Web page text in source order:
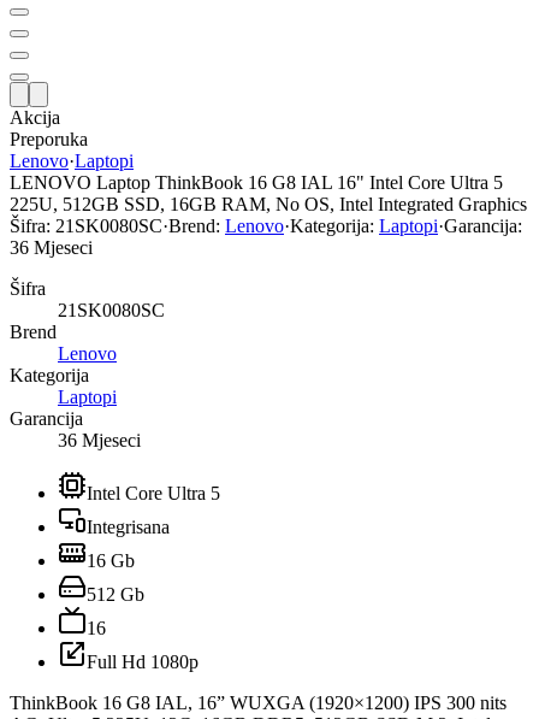
Akcija
Preporuka
Lenovo·Laptopi
LENOVO Laptop ThinkBook 16 G8 IAL 16" Intel Core Ultra 5
225U, 512GB SSD, 16GB RAM, No OS, Intel Integrated Graphics
Šifra: 21SK0080SC·Brend: Lenovo·Kategorija: Laptopi·Garancija:
36 Mjeseci
Šifra
21SK0080SC
Brend
Lenovo
Kategorija
Laptopi
Garancija
36 Mjeseci
Intel Core Ultra 5
Integrisana
16 Gb
512 Gb
16
Full Hd 1080p
ThinkBook 16 G8 IAL, 16” WUXGA (1920×1200) IPS 300 nits